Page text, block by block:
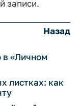
записи.
Назад
в «Личном
листках: как